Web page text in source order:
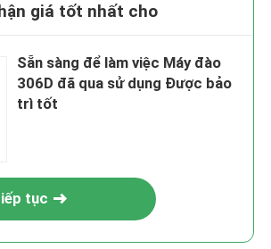
giá tốt nhất cho
Sẵn sàng để làm việc Máy đào
306D đã qua sử dụng Được bảo
trì tốt
tục